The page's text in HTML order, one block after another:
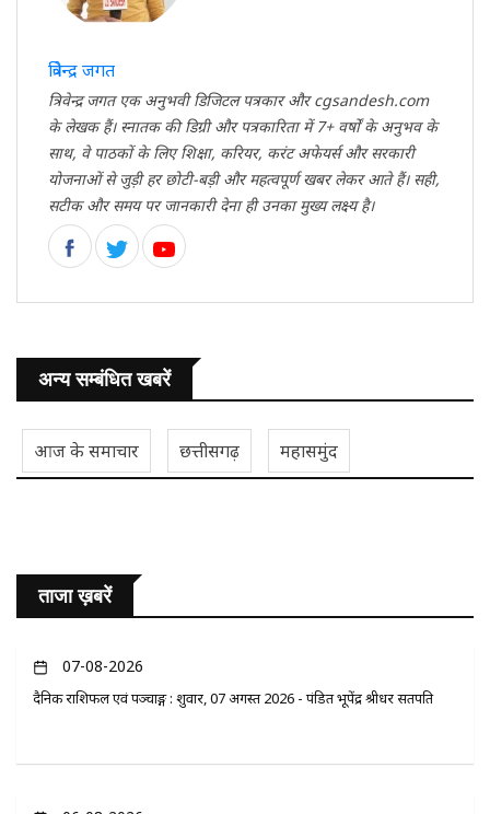
त्रिवेन्द्र जगत
त्रिवेन्द्र जगत एक अनुभवी डिजिटल पत्रकार और cgsandesh.com
के लेखक हैं। स्नातक की डिग्री और पत्रकारिता में 7+ वर्षों के अनुभव के
साथ, वे पाठकों के लिए शिक्षा, करियर, करंट अफेयर्स और सरकारी
योजनाओं से जुड़ी हर छोटी-बड़ी और महत्वपूर्ण खबर लेकर आते हैं। सही,
सटीक और समय पर जानकारी देना ही उनका मुख्य लक्ष्य है।
अन्य सम्बंधित खबरें
आज के समाचार छत्तीसगढ़ महासमुंद
ताजा ख़बरें
07-08-2026
दैनिक राशिफल एवं पञ्चाङ्ग : शुक्रवार, 07 अगस्त 2026 - पंडित भूपेंद्र श्रीधर सतपति